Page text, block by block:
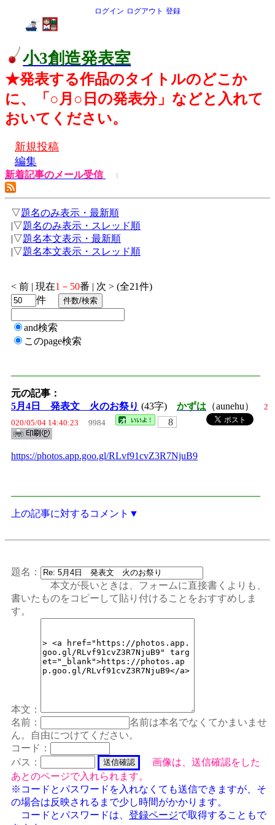
ログイン ログアウト 登録
小3創造発表室
★発表する作品のタイトルのどこか
に、「○月○日の発表分」などと入れて
おいてください。
新規投稿
編集
新着記事のメール受信 1
▽題名のみ表示・最新順
|▽題名のみ表示・スレッド順
|▽題名本文表示・最新順
|▽題名本文表示・スレッド順
< 前 | 現在1－50番 | 次 > (全21件)
件
and検索
このpage検索
元の記事：
5月4日 発表文 火のお祭り (43字) かずは （aunehu） 2
020/05/04 14:40:23
9984 8
https://photos.app.goo.gl/RLvf91cvZ3R7NjuB9
上の記事に対するコメント▼
題名：
本文が長いときは、フォームに直接書くよりも、
書いたものをコピーして貼り付けることをおすすめしま
す。
本文：
名前：
名前は本名でなくてかまいませ
ん。自由につけてください。
コード：
パス：
画像は、送信確認をした
あとのページで入れられます。
※コードとパスワードを入れなくても送信できますが、そ
の場合は反映されるまで少し時間がかかります。
コードとパスワードは、 登録ページで取得することもで